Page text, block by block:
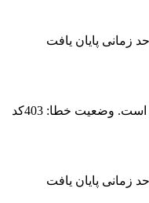
زمانی پایان یافت
هنگام ایجاد تراکنش خطا رخ داده است. وضعیت خطا: 403کد
زمانی پایان یافت